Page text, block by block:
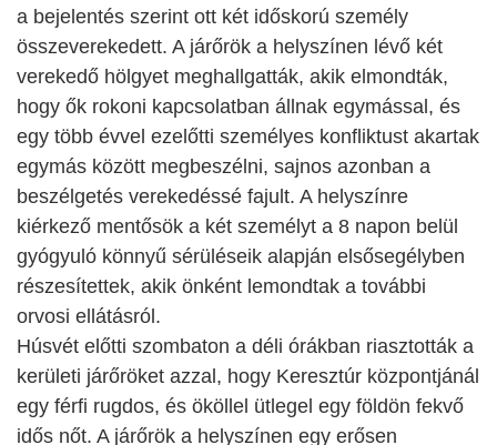
a bejelentés szerint ott két időskorú személy
összeverekedett. A járőrök a helyszínen lévő két
verekedő hölgyet meghallgatták, akik elmondták,
hogy ők rokoni kapcsolatban állnak egymással, és
egy több évvel ezelőtti személyes konfliktust akartak
egymás között megbeszélni, sajnos azonban a
beszélgetés verekedéssé fajult. A helyszínre
kiérkező mentősök a két személyt a 8 napon belül
gyógyuló könnyű sérüléseik alapján elsősegélyben
részesítettek, akik önként lemondtak a további
orvosi ellátásról.
Húsvét előtti szombaton a déli órákban riasztották a
kerületi járőröket azzal, hogy Keresztúr központjánál
egy férfi rugdos, és ököllel ütlegel egy földön fekvő
idős nőt. A járőrök a helyszínen egy erősen